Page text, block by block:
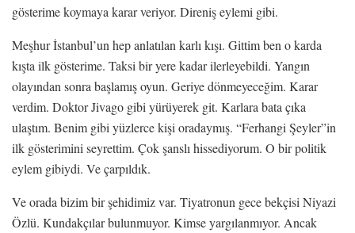
gösterime koymaya karar veriyor. Direniş eylemi gibi.
Meşhur İstanbul’un hep anlatılan karlı kışı. Gittim ben o karda
kışta ilk gösterime. Taksi bir yere kadar ilerleyebildi. Yangın
olayından sonra başlamış oyun. Geriye dönmeyeceğim. Karar
verdim. Doktor Jivago gibi yürüyerek git. Karlara bata çıka
ulaştım. Benim gibi yüzlerce kişi oradaymış. “Ferhangi Şeyler”in
ilk gösterimini seyrettim. Çok şanslı hissediyorum. O bir politik
eylem gibiydi. Ve çarpıldık.
Ve orada bizim bir şehidimiz var. Tiyatronun gece bekçisi Niyazi
Özlü. Kundakçılar bulunmuyor. Kimse yargılanmıyor. Ancak